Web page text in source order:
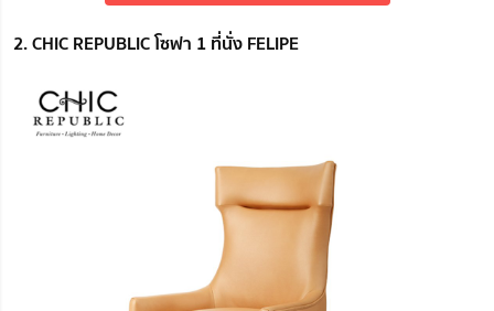
2. CHIC REPUBLIC โซฟา 1 ที่นั่ง FELIPE